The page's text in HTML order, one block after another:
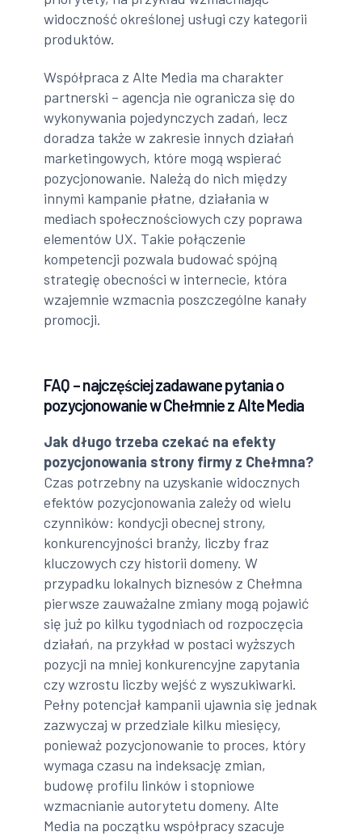
widoczność określonej usługi czy kategorii
produktów.
Współpraca z Alte Media ma charakter
partnerski – agencja nie ogranicza się do
wykonywania pojedynczych zadań, lecz
doradza także w zakresie innych działań
marketingowych, które mogą wspierać
pozycjonowanie. Należą do nich między
innymi kampanie płatne, działania w
mediach społecznościowych czy poprawa
elementów UX. Takie połączenie
kompetencji pozwala budować spójną
strategię obecności w internecie, która
wzajemnie wzmacnia poszczególne kanały
promocji.
FAQ – najczęściej zadawane pytania o
pozycjonowanie w Chełmnie z Alte Media
Jak długo trzeba czekać na efekty
pozycjonowania strony firmy z Chełmna?
Czas potrzebny na uzyskanie widocznych
efektów pozycjonowania zależy od wielu
czynników: kondycji obecnej strony,
konkurencyjności branży, liczby fraz
kluczowych czy historii domeny. W
przypadku lokalnych biznesów z Chełmna
pierwsze zauważalne zmiany mogą pojawić
się już po kilku tygodniach od rozpoczęcia
działań, na przykład w postaci wyższych
pozycji na mniej konkurencyjne zapytania
czy wzrostu liczby wejść z wyszukiwarki.
Pełny potencjał kampanii ujawnia się jednak
zazwyczaj w przedziale kilku miesięcy,
ponieważ pozycjonowanie to proces, który
wymaga czasu na indeksację zmian,
budowę profilu linków i stopniowe
wzmacnianie autorytetu domeny. Alte
Media na początku współpracy szacuje